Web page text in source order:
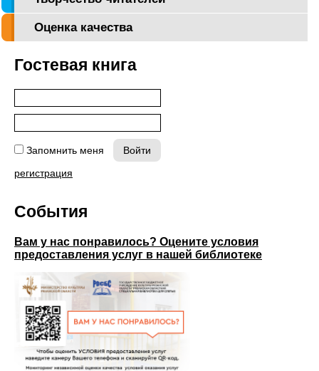
Оценка качества
Гостевая книга
Запомнить меня
регистрация
События
Вам у нас понравилось? Оцените условия
предоставления услуг в нашей библиотеке